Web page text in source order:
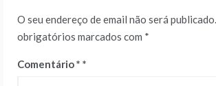
O seu endereço de email não será publicado.
obrigatórios marcados com *
Comentário*